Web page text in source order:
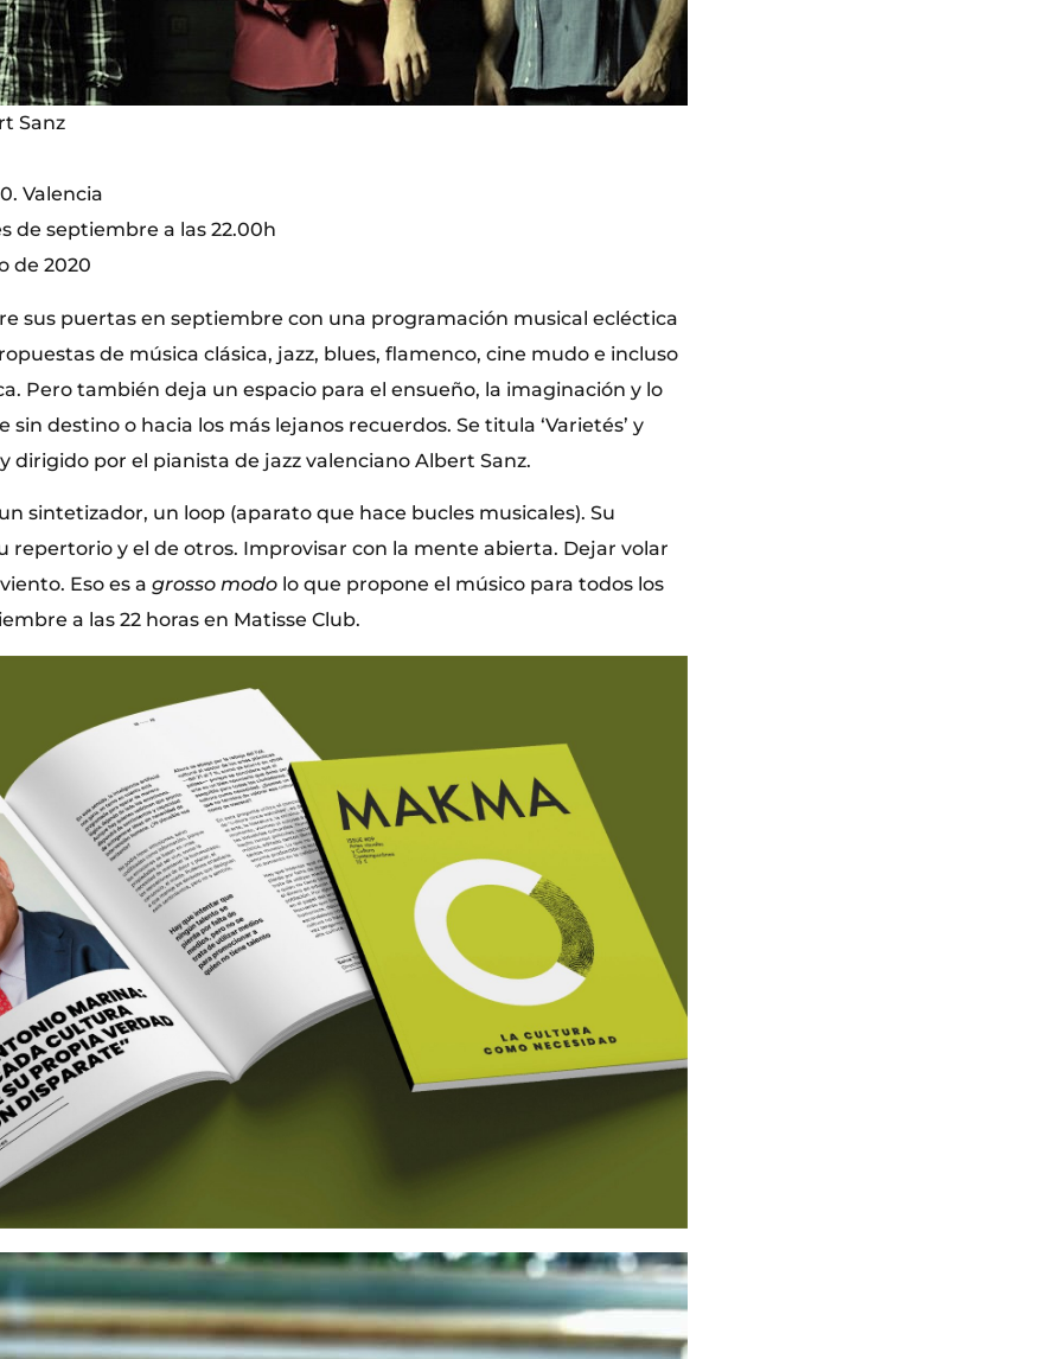
Sanz
Valencia
de septiembre a las 22.00h
de 2020
sus puertas en septiembre con una programación musical ecléctica
de música clásica, jazz, blues, flamenco, cine mudo e incluso
Pero también deja un espacio para el ensueño, la imaginación y lo
sin destino o hacia los más lejanos recuerdos. Se titula ‘Varietés’ y
dirigido por el pianista de jazz valenciano Albert Sanz.
sintetizador, un loop (aparato que hace bucles musicales). Su
repertorio y el de otros. Improvisar con la mente abierta. Dejar volar
Eso es a grosso modo lo que propone el músico para todos los
a las 22 horas en Matisse Club.